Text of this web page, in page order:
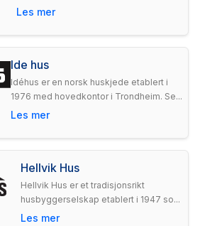
Les mer
Ide hus
Idéhus er en norsk huskjede etablert i
1976 med hovedkontor i Trondheim. Se...
Les mer
Hellvik Hus
Hellvik Hus er et tradisjonsrikt
husbyggerselskap etablert i 1947 so...
Les mer